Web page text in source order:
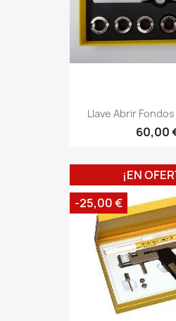
Llave Abrir Fondos
60,00
¡EN
-25,00 €